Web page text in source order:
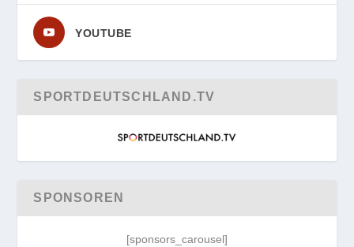
YOUTUBE
SPORTDEUTSCHLAND.TV
SPONSOREN
[sponsors_carousel]